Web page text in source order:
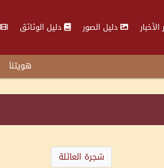
دليل الصور دليل الوثائق
هويتنا
شجرة العائلة